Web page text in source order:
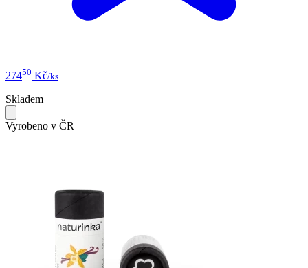
27450 Kč/ks
Skladem
Vyrobeno v ČR